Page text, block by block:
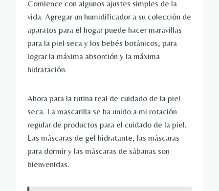
Comience con algunos ajustes simples de la
vida. Agregar un humidificador a su colección de
aparatos para el hogar puede hacer maravillas
para la piel seca y los bebés botánicos, para
lograr la máxima absorción y la máxima
hidratación.
Ahora para la rutina real de cuidado de la piel
seca. La mascarilla se ha unido a mi rotación
regular de productos para el cuidado de la piel.
Las máscaras de gel hidratante, las máscaras
para dormir y las máscaras de sábanas son
bienvenidas.